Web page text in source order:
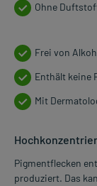
Ohne
Frei von
Enthält keine
Mit
Pigmentflecken
produziert. Das